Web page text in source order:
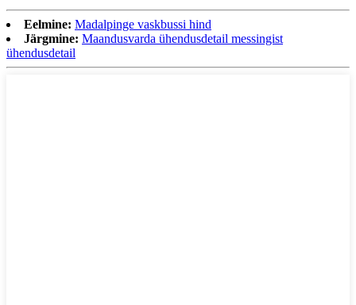
Eelmine: Madalpinge vaskbussi hind
Järgmine: Maandusvarda ühendusdetail messingist
ühendusdetail